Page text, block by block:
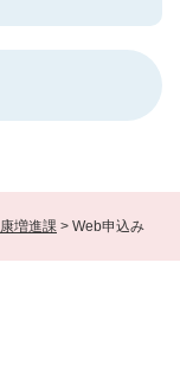
増進課 > Web申込み